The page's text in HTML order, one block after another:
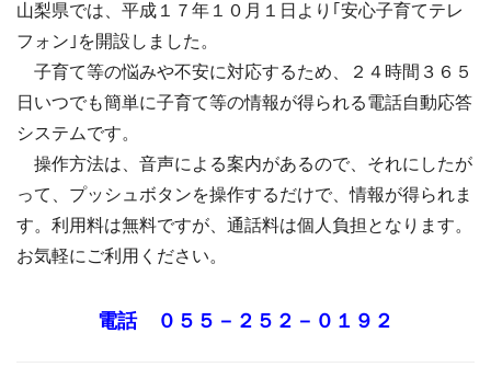
山梨県では、平成１７年１０月１日より｢安心子育てテレ
フォン｣を開設しました。
子育て等の悩みや不安に対応するため、２４時間３６５
日いつでも簡単に子育て等の情報が得られる電話自動応答
システムです。
操作方法は、音声による案内があるので、それにしたが
って、プッシュボタンを操作するだけで、情報が得られま
す。利用料は無料ですが、通話料は個人負担となります。
お気軽にご利用ください。
電話 ０５５－２５２－０１９２